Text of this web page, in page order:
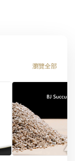
瀏覽全部